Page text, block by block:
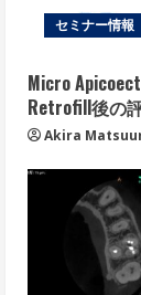
セミナー情報
Micro
Retrofill後の
Akira